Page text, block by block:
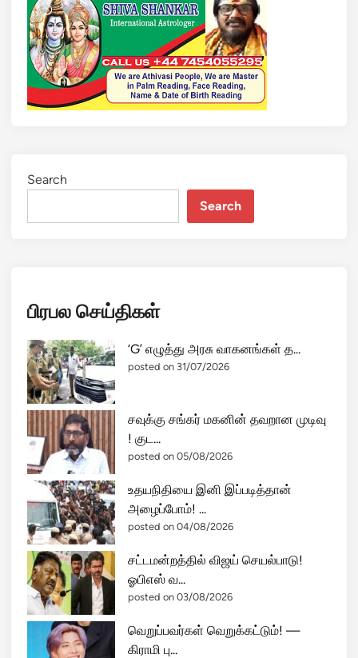
Search
Search
பிரபல செய்திகள்
‘G’ எழுத்து அரசு வாகனங்கள் த...
posted on 31/07/2026
சவுக்கு சங்கர் மகனின் தவறான முடிவு
! குட...
posted on 05/08/2026
உதயநிதியை இனி இப்படித்தான்
அழைப்போம்! ...
posted on 04/08/2026
சட்டமன்றத்தில் விஜய் செயல்பாடு!
ஓபிஎஸ் வ...
posted on 03/08/2026
வெறுப்பவர்கள் வெறுக்கட்டும்! —
கிராமி பு...